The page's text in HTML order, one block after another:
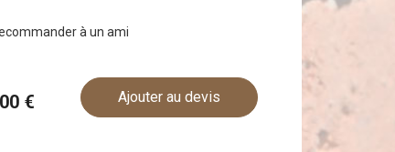
à un ami
€ Ajouter au devis